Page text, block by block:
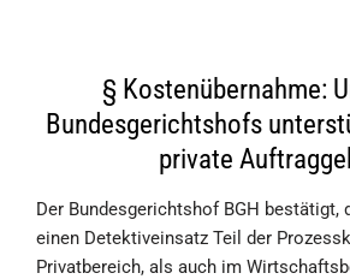
§ Kostenübernahme:
Bundesgerichtshofs
private
Der Bundesgerichtshof BGH bestätigt,
einen Detektiveinsatz Teil der
Privatbereich, als auch im